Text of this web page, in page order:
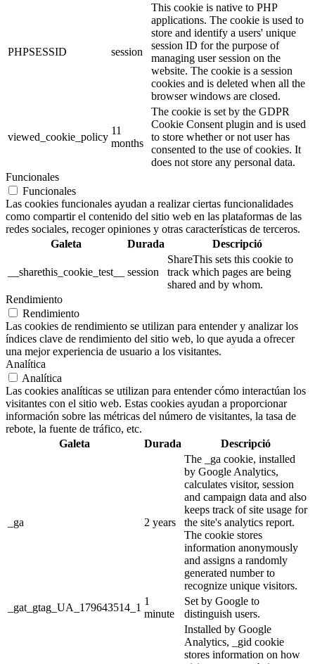
PHPSESSID session
This cookie is native to PHP
applications. The cookie is used to
store and identify a users' unique
session ID for the purpose of
managing user session on the
website. The cookie is a session
cookies and is deleted when all the
browser windows are closed.
viewed_cookie_policy
11
months
The cookie is set by the GDPR
Cookie Consent plugin and is used
to store whether or not user has
consented to the use of cookies. It
does not store any personal data.
Funcionales
Funcionales
Las cookies funcionales ayudan a realizar ciertas funcionalidades
como compartir el contenido del sitio web en las plataformas de las
redes sociales, recoger opiniones y otras características de terceros.
Galeta
Durada Descripció
__sharethis_cookie_test__ session
ShareThis sets this cookie to
track which pages are being
shared and by whom.
Rendimiento
Rendimiento
Las cookies de rendimiento se utilizan para entender y analizar los
índices clave de rendimiento del sitio web, lo que ayuda a ofrecer
una mejor experiencia de usuario a los visitantes.
Analítica
Analítica
Las cookies analíticas se utilizan para entender cómo interactúan los
visitantes con el sitio web. Estas cookies ayudan a proporcionar
información sobre las métricas del número de visitantes, la tasa de
rebote, la fuente de tráfico, etc.
Galeta
Durada Descripció
_ga 2 years
The _ga cookie, installed
by Google Analytics,
calculates visitor, session
and campaign data and also
keeps track of site usage for
the site's analytics report.
The cookie stores
information anonymously
and assigns a randomly
generated number to
recognize unique visitors.
_gat_gtag_UA_179643514_1
1
minute
Set by Google to
distinguish users.
Installed by Google
Analytics, _gid cookie
stores information on how